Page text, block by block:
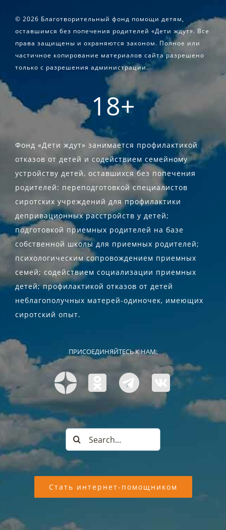
© 2026 Благотворительный фонд помощи детям,
оставшимся без попечения родителей «Дети ждут». Все
права защищены и охраняются законом. Полное или
частичное копирование материалов сайта разрешено
только с разрешения администрации.
18+
Фонд «Дети ждут» занимается профилактикой
отказов от детей и содействием семейному
устройству детей, оставшихся без попечения
родителей: переподготовкой специалистов
сиротских учреждений для профилактики
депривационных расстройств у детей;
подготовкой приемных родителей на базе
собственной школы для приемных родителей;
психологическим сопровождением приемных
семей; содействием социализации приемных
детей; профилактикой отказов от детей
неблагополучных матерей-одиночек, имеющих
сиротский опыт.
ПРИСОЕДИНЯЙТЕСЬ К НАМ:
Search
for:
Стать интернет-помощником